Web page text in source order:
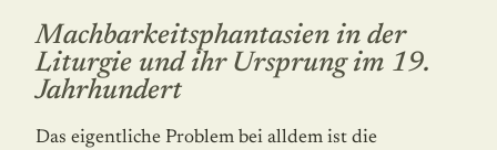
Machbarkeitsphantasien in der
Liturgie und ihr Ursprung im 19.
Jahrhundert
Das eigentliche Problem bei alldem ist die